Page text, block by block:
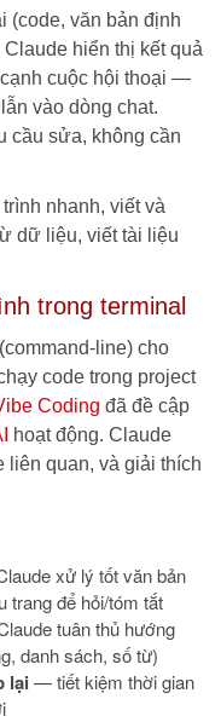
(code, văn bản định
hiển thị kết quả
cuộc hội thoại —
vào dòng chat.
cầu sửa, không cần
nhanh, viết và
dữ liệu, viết tài liệu
trong terminal
line) cho
code trong project
Coding đã đề cập
hoạt động. Claude
liên quan, và giải thích
xử lý tốt văn bản
trang để hỏi/tóm tắt
tuân thủ hướng
danh sách, số từ)
lại — tiết kiệm thời gian